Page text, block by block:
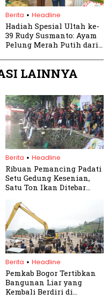
Berita . Headline
Hadiah Spesial Ultah ke-
39 Rudy Susmanto: Ayam
Pelung Merah Putih dari
Bogor
LAINNYA
Berita . Headline
Ribuan Pemancing Padati
Setu Gedung Kesenian,
Satu Ton Ikan Ditebar
Bersama Bupati Bogor
Berita . Headline
Pemkab Bogor Tertibkan
Bangunan Liar yang
Kembali Berdiri di